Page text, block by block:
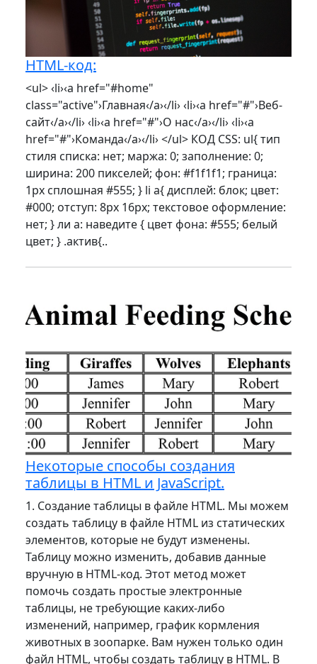
HTML-код:
<ul> ‹li›‹a href="#home"
class="active"›Главная‹/a›‹/li› ‹li›‹a href="#"›Веб-
сайт‹/a›‹/li› ‹li›‹a href="#"›О нас‹/a›‹/li› ‹li›‹a
href="#"›Команда‹/a›‹/li› </ul> КОД CSS: ul{ тип
стиля списка: нет; маржа: 0; заполнение: 0;
ширина: 200 пикселей; фон: #f1f1f1; граница:
1px сплошная #555; } li a{ дисплей: блок; цвет:
#000; отступ: 8px 16px; текстовое оформление:
нет; } ли а: наведите { цвет фона: #555; белый
цвет; } .актив{..
Некоторые способы создания
таблицы в HTML и JavaScript.
1. Создание таблицы в файле HTML. Мы можем
создать таблицу в файле HTML из статических
элементов, которые не будут изменены.
Таблицу можно изменить, добавив данные
вручную в HTML-код. Этот метод может
помочь создать простые электронные
таблицы, не требующие каких-либо
изменений, например, график кормления
животных в зоопарке. Вам нужен только один
файл HTML, чтобы создать таблицу в HTML. В